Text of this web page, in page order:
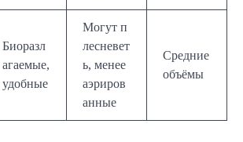
Биоразл
агаемые,
удобные
Могут п
лесневет
ь, менее
аэриров
анные
Средние
объёмы